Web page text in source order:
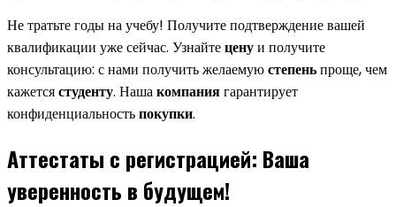
Не тратьте годы на учебу! Получите подтверждение вашей
квалификации уже сейчас. Узнайтеценуи получите
консультацию: с нами получить желаемуюстепеньпроще, чем
кажетсястуденту. Нашакомпаниягарантирует
конфиденциальностьпокупки.
Аттестаты с регистрацией: Ваша
уверенность в будущем!